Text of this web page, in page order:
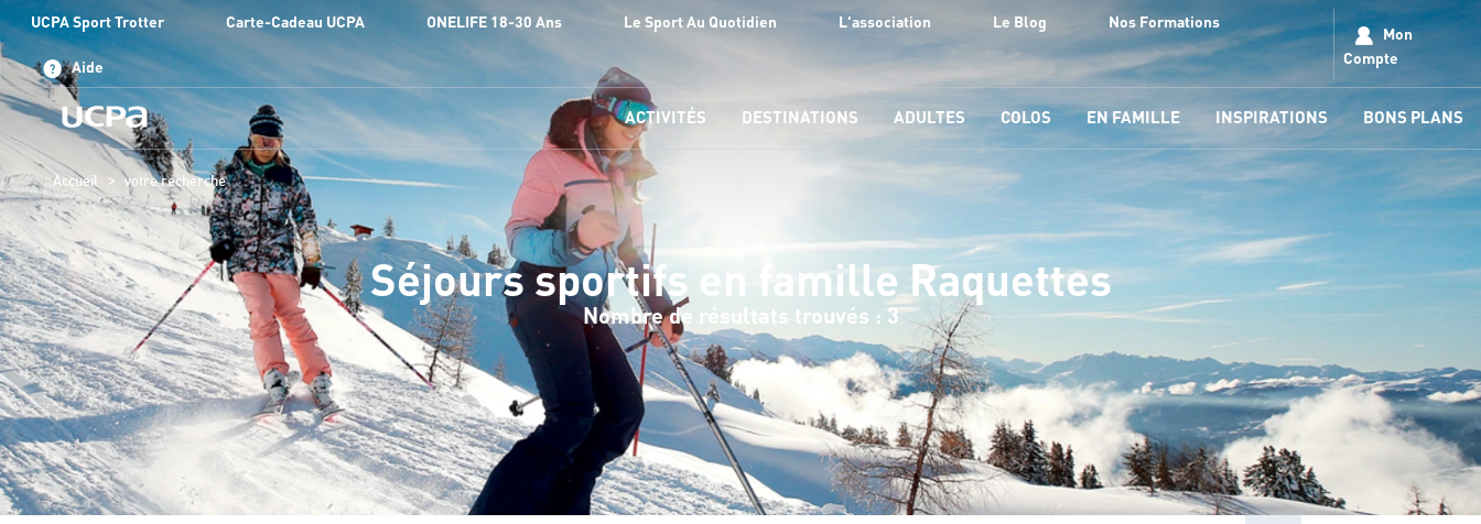
UCPA Sport Trotter Carte-Cadeau UCPA ONELIFE 18-30 Ans Le Sport Au Quotidien L'association Le Blog Nos Formations
Aide
Mon
Compte
ACTIVITÉS DESTINATIONS ADULTES COLOS EN FAMILLE INSPIRATIONS BONS PLANS
Accueil > votre recherche
Séjours sportifs en famille Raquettes
Nombre de résultats trouvés : 3